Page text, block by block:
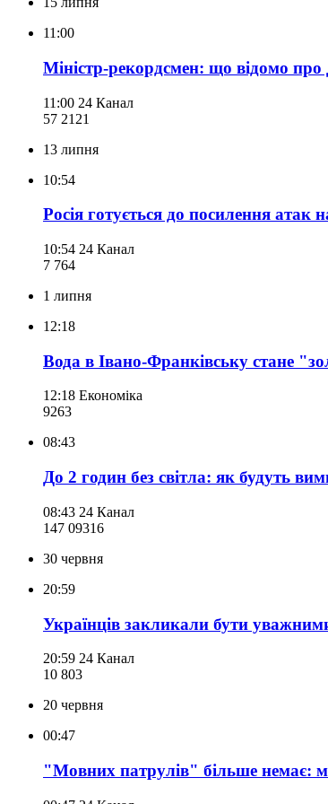
11:00
Міністр-рекордсмен: що відомо
11:00 24 Канал
57 2121
13 липня
10:54
Росія готується до посилення атак
10:54 24 Канал
7 764
1 липня
12:18
Вода в Івано-Франківську стане
12:18 Економіка
9263
08:43
До 2 годин без світла: як будуть
08:43 24 Канал
147 09316
30 червня
20:59
Українців закликали бути
20:59 24 Канал
10 803
20 червня
00:47
"Мовних патрулів" більше немає: